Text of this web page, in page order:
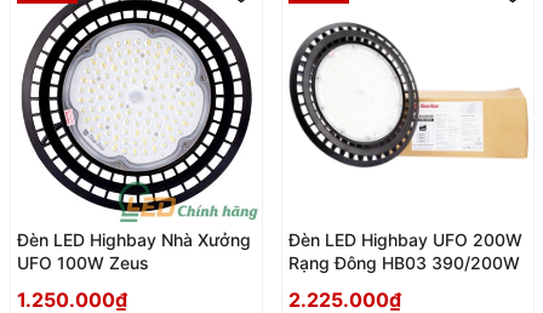
Đèn LED Highbay Nhà Xưởng
UFO 100W Zeus
1.250.000₫
Đèn LED Highbay UFO 200W
Rạng Đông HB03 390/200W
2.225.000₫